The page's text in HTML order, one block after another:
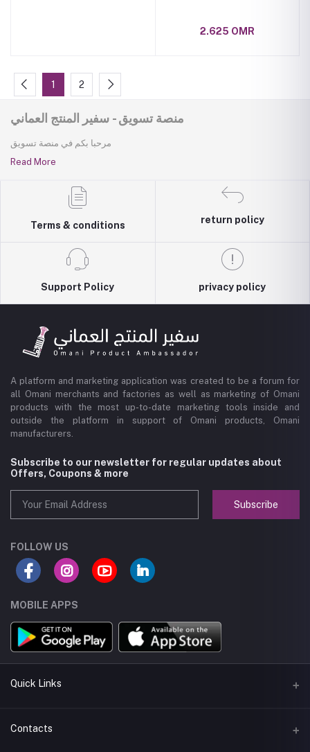
2.625 OMR
1 2
منصة تسويق - سفير المنتج العماني
مرحبا بكم في منصة تسويق
Read More
Terms & conditions
return policy
Support Policy privacy policy
A platform and marketing application was created to be a forum for
all Omani merchants and factories as well as marketing of Omani
products with the most up-to-date marketing tools inside and
outside the platform in support of Omani products, Omani
manufacturers.
Subscribe to our newsletter for regular updates about
Offers, Coupons & more
Subscribe
FOLLOW US
MOBILE APPS
Quick Links
About us
Contacts